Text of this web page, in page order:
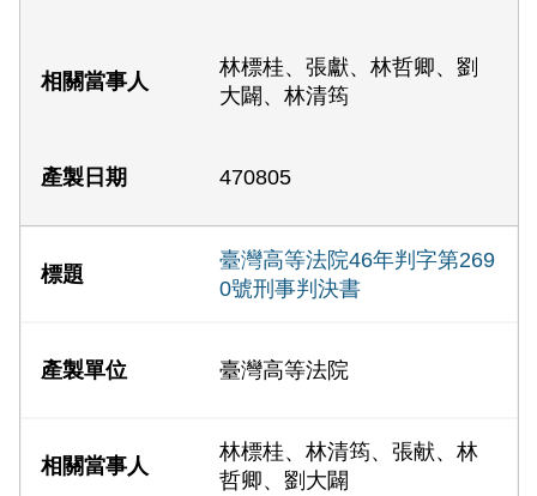
林標桂、張獻、林哲卿、劉
大闢、林清筠
470805
臺灣高等法院46年判字第269
0號刑事判決書
臺灣高等法院
林標桂、林清筠、張献、林
哲卿、劉大闢